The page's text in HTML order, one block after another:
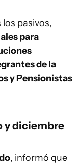
pasivos,
para
de la
y Pensionistas
y diciembre
, informó que